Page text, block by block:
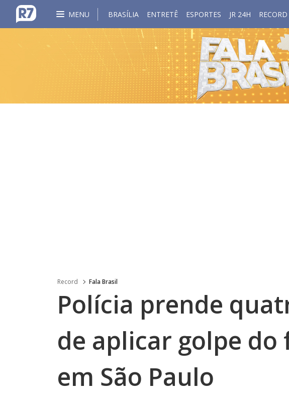
MENU BRASÍLIA ENTRETÊ ESPORTES JR 24H RECORD
Record Fala Brasil
Polícia prende
de aplicar golpe do
em São Paulo